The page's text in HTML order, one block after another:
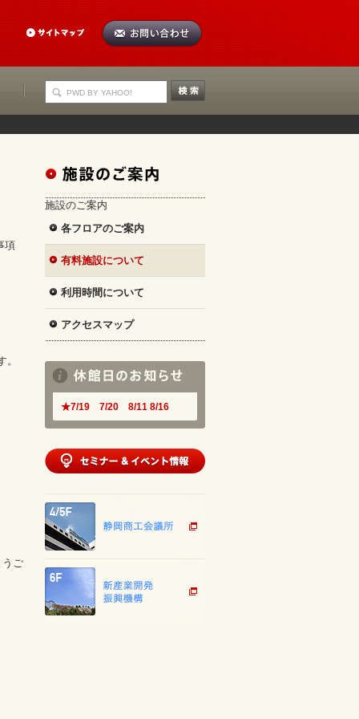
項
うご
施設のご案内
各フロアのご案内
有料施設について
利用時間について
アクセスマップ
★7/19 7/20 8/11 8/16